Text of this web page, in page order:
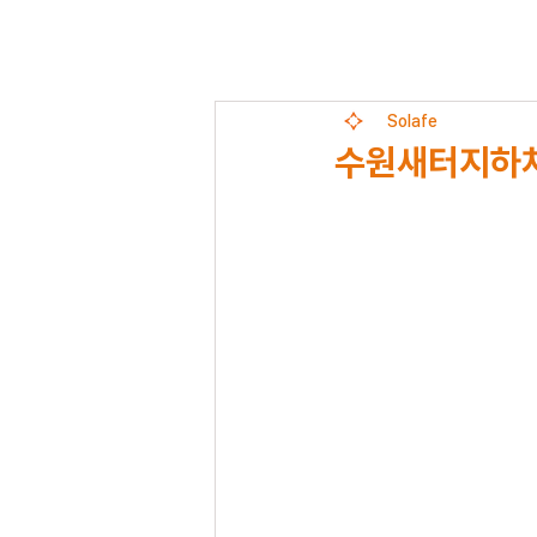
수원새터지하
Solafe